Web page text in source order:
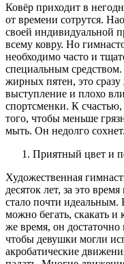
Ковёр приходит в
от времени сотрутся.
своей индивидуальной
всему ковру. Но
необходимо часто и
специальным
жирных пятен, это сразу
выступление и плохо
спортсменки. К счастью,
того, чтобы меньше
мыть. Он недолго сохнет.
Приятный цвет и
Художественная
десяток лет, за это
стало почти
можно бегать, скакать и
же время, он
чтобы девушки могли
акробатические